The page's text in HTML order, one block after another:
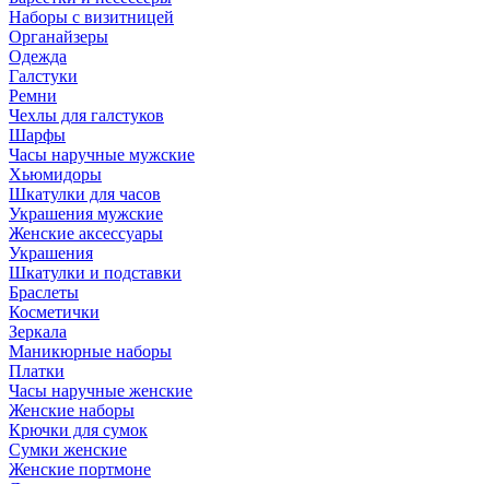
Наборы с визитницей
Органайзеры
Одежда
Галстуки
Ремни
Чехлы для галстуков
Шарфы
Часы наручные мужские
Хьюмидоры
Шкатулки для часов
Украшения мужские
Женские аксессуары
Украшения
Шкатулки и подставки
Браслеты
Косметички
Зеркала
Маникюрные наборы
Платки
Часы наручные женские
Женские наборы
Крючки для сумок
Сумки женские
Женские портмоне